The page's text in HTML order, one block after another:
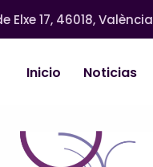
Elxe 17, 46018, València
Inicio Noticias